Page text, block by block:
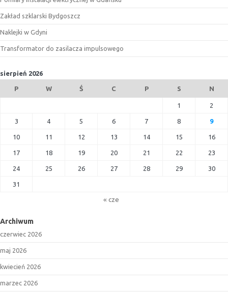
Zakład szklarski Bydgoszcz
Naklejki w Gdyni
Transformator do zasilacza impulsowego
sierpień 2026
P W Ś C P S N
1 2
3 4 5 6 7 8 9
10 11 12 13 14 15 16
17 18 19 20 21 22 23
24 25 26 27 28 29 30
31
« cze
Archiwum
czerwiec 2026
maj 2026
kwiecień 2026
marzec 2026